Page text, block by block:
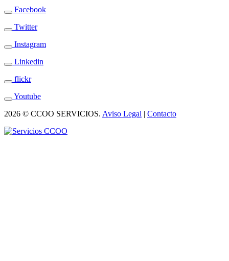
Facebook
Twitter
Instagram
Linkedin
flickr
Youtube
2026 © CCOO SERVICIOS. Aviso Legal | Contacto